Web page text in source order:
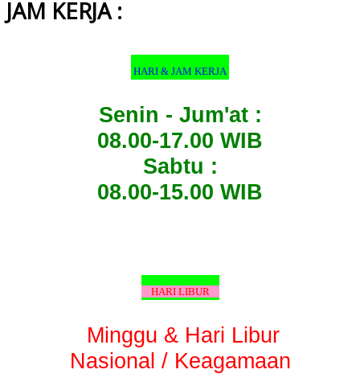
JAM KERJA :
HARI & JAM KERJA
Senin - Jum'at :
08.00-17.00 WIB
Sabtu :
08.00-15.00 WIB
HARI LIBUR
Minggu & Hari Libur
Nasional / Keagamaan